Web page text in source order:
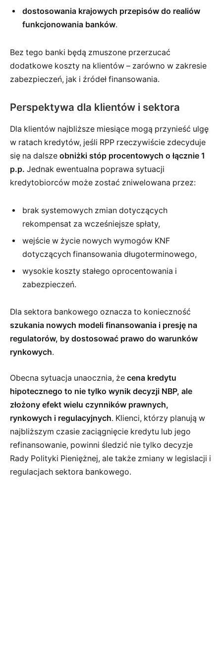
dostosowania krajowych przepisów do realiów
funkcjonowania banków.
Bez tego banki będą zmuszone przerzucać
dodatkowe koszty na klientów – zarówno w zakresie
zabezpieczeń, jak i źródeł finansowania.
Perspektywa dla klientów i sektora
Dla klientów najbliższe miesiące mogą przynieść ulgę
w ratach kredytów, jeśli RPP rzeczywiście zdecyduje
się na dalsze obniżki stóp procentowych o łącznie 1
p.p. Jednak ewentualna poprawa sytuacji
kredytobiorców może zostać zniwelowana przez:
brak systemowych zmian dotyczących
rekompensat za wcześniejsze spłaty,
wejście w życie nowych wymogów KNF
dotyczących finansowania długoterminowego,
wysokie koszty stałego oprocentowania i
zabezpieczeń.
Dla sektora bankowego oznacza to konieczność
szukania nowych modeli finansowania i presję na
regulatorów, by dostosować prawo do warunków
rynkowych.
Obecna sytuacja unaocznia, że cena kredytu
hipotecznego to nie tylko wynik decyzji NBP, ale
złożony efekt wielu czynników prawnych,
rynkowych i regulacyjnych. Klienci, którzy planują w
najbliższym czasie zaciągnięcie kredytu lub jego
refinansowanie, powinni śledzić nie tylko decyzje
Rady Polityki Pieniężnej, ale także zmiany w legislacji i
regulacjach sektora bankowego.